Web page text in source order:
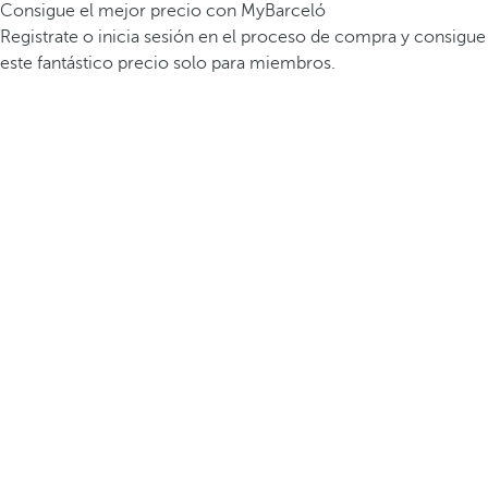
Consigue el mejor precio con MyBarceló
Registrate o inicia sesión en el proceso de compra y consigue
este fantástico precio solo para miembros.